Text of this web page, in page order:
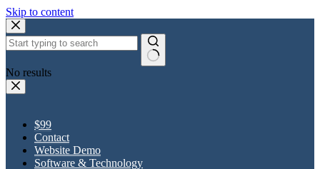
Skip to content
No results
$99
Contact
Website Demo
Software & Technology